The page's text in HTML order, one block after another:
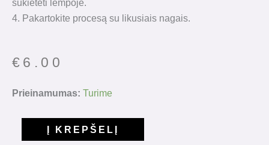
4. Pakartokite procesą su likusiais nagais.
€ 6.00
Prieinamumas: Turime
produkto
Magic
Į KREPŠELĮ